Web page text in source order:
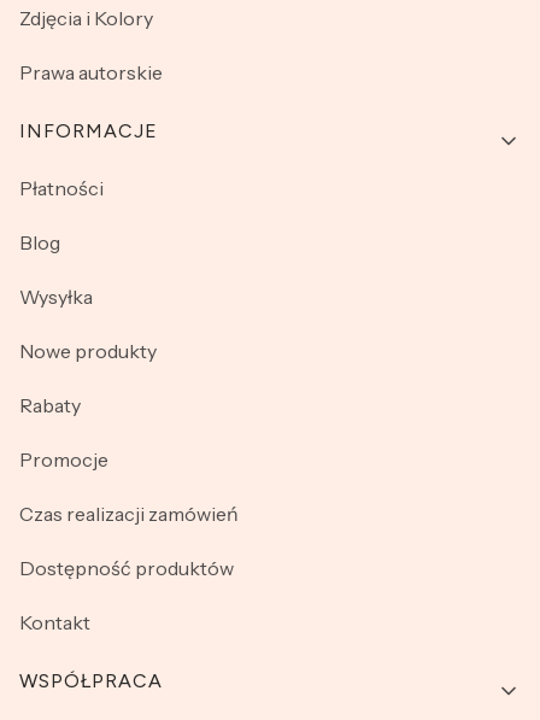
Zdjęcia i Kolory
Prawa autorskie
INFORMACJE
Płatności
Blog
Wysyłka
Nowe produkty
Rabaty
Promocje
Czas realizacji zamówień
Dostępność produktów
Kontakt
WSPÓŁPRACA